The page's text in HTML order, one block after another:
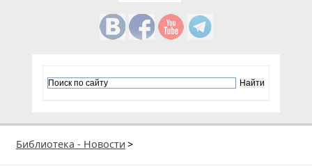
Библиотека - Новости >